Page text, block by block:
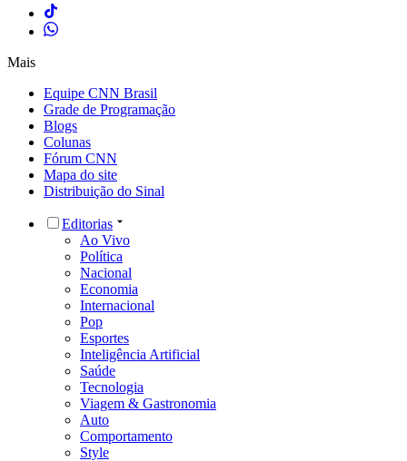
Mais
Equipe CNN Brasil
Grade de Programação
Blogs
Colunas
Fórum CNN
Mapa do site
Distribuição do Sinal
Editorias
Ao Vivo
Política
Nacional
Economia
Internacional
Pop
Esportes
Inteligência Artificial
Saúde
Tecnologia
Viagem & Gastronomia
Auto
Comportamento
Style